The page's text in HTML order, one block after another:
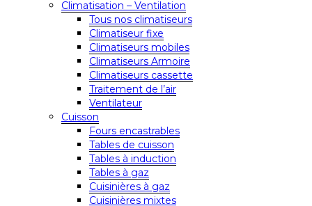
Climatisation – Ventilation
Tous nos climatiseurs
Climatiseur fixe
Climatiseurs mobiles
Climatiseurs Armoire
Climatiseurs cassette
Traitement de l’air
Ventilateur
Cuisson
Fours encastrables
Tables de cuisson
Tables à induction
Tables à gaz
Cuisinières à gaz
Cuisinières mixtes